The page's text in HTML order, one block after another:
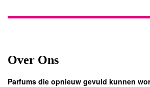
Over Ons
Parfums die opnieuw gevuld kunnen